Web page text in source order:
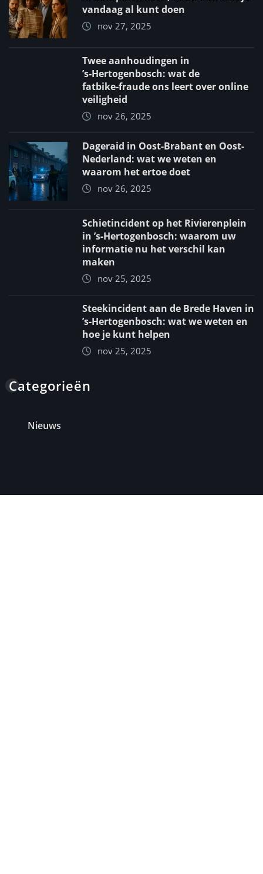
vandaag al kunt doen
nov 27, 2025
Twee aanhoudingen in
’s‑Hertogenbosch: wat de
fatbike‑fraude ons leert over online
veiligheid
nov 26, 2025
Dageraid in Oost-Brabant en Oost-
Nederland: wat we weten en
waarom het ertoe doet
nov 26, 2025
Schietincident op het Rivierenplein
in ’s‑Hertogenbosch: waarom uw
informatie nu het verschil kan
maken
nov 25, 2025
Steekincident aan de Brede Haven in
’s‑Hertogenbosch: wat we weten en
hoe je kunt helpen
nov 25, 2025
Categorieën
Nieuws